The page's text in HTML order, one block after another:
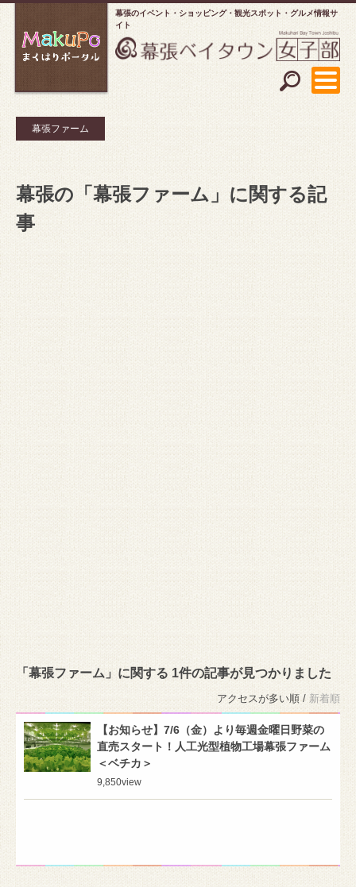
幕張のイベント・ショッピング
観光スポット・グルメ情報サ
イト
幕張ファーム
幕張の「幕張ファーム」に関する記
事
「幕張ファーム」に関する 1件の記事が見つかりました
アクセスが多い順 / 新着順
【お知らせ】7/6（金）より毎週金曜日野菜の
直売スタート！人工光型植物工場幕張ファーム
＜ベチカ＞
9,850view